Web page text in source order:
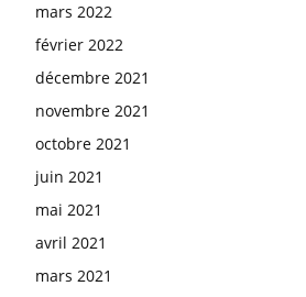
mars 2022
février 2022
décembre 2021
novembre 2021
octobre 2021
juin 2021
mai 2021
avril 2021
mars 2021